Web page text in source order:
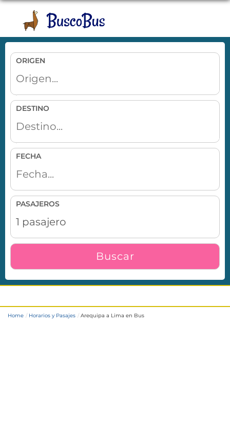
ORIGEN
DESTINO
FECHA
PASAJEROS
Buscar
Home Horarios y Pasajes Arequipa a Lima en Bus